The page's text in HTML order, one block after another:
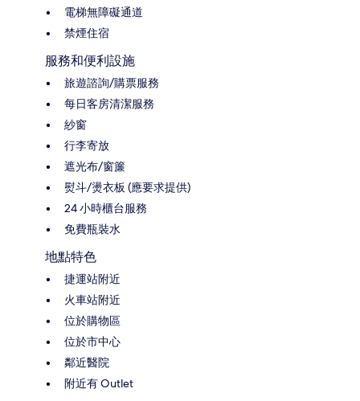
電梯無障礙通道
禁煙住宿
服務和便利設施
旅遊諮詢/購票服務
每日客房清潔服務
紗窗
行李寄放
遮光布/窗簾
熨斗/燙衣板 (應要求提供)
24 小時櫃台服務
免費瓶裝水
地點特色
捷運站附近
火車站附近
位於購物區
位於市中心
鄰近醫院
附近有 Outlet